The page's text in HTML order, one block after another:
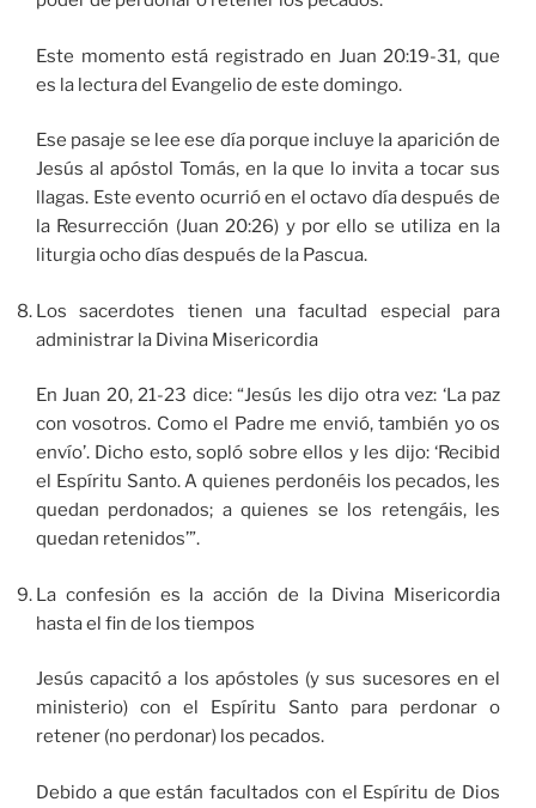
Este momento está registrado en Juan 20:19-31, que
es la lectura del Evangelio de este domingo.
Ese pasaje se lee ese día porque incluye la aparición de
Jesús al apóstol Tomás, en la que lo invita a tocar sus
llagas. Este evento ocurrió en el octavo día después de
la Resurrección (Juan 20:26) y por ello se utiliza en la
liturgia ocho días después de la Pascua.
Los sacerdotes tienen una facultad especial para
administrar la Divina Misericordia
En Juan 20, 21-23 dice: “Jesús les dijo otra vez: ‘La paz
con vosotros. Como el Padre me envió, también yo os
envío’. Dicho esto, sopló sobre ellos y les dijo: ‘Recibid
el Espíritu Santo. A quienes perdonéis los pecados, les
quedan perdonados; a quienes se los retengáis, les
quedan retenidos’”.
La confesión es la acción de la Divina Misericordia
hasta el fin de los tiempos
Jesús capacitó a los apóstoles (y sus sucesores en el
ministerio) con el Espíritu Santo para perdonar o
retener (no perdonar) los pecados.
Debido a que están facultados con el Espíritu de Dios